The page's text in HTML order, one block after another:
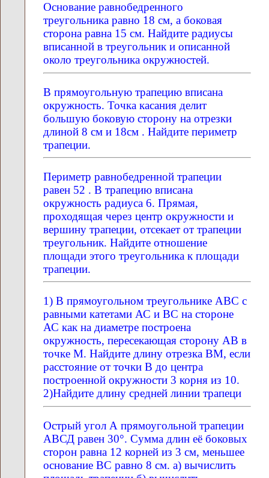
Основание равнобедренного
треугольника равно 18 см, а боковая
сторона равна 15 см. Найдите радиусы
вписанной в треугольник и описанной
около треугольника окружностей.
В прямоугольную трапецию вписана
окружность. Точка касания делит
большую боковую сторону на отрезки
длиной 8 см и 18см . Найдите периметр
трапеции.
Периметр равнобедренной трапеции
равен 52 . В трапецию вписана
окружность радиуса 6. Прямая,
проходящая через центр окружности и
вершину трапеции, отсекает от трапеции
треугольник. Найдите отношение
площади этого треугольника к площади
трапеции.
1) В прямоугольном треугольнике АВС с
равными катетами АС и ВС на стороне
АС как на диаметре построена
окружность, пересекающая сторону АВ в
точке М. Найдите длину отрезка ВМ, если
расстояние от точки В до центра
построенной окружности 3 корня из 10.
2)Найдите длину средней линии трапеци
Острый угол А прямоугольной трапеции
АВСД равен 30°. Сумма длин её боковых
сторон равна 12 корней из 3 см, меньшее
основание ВС равно 8 см. а) вычислить